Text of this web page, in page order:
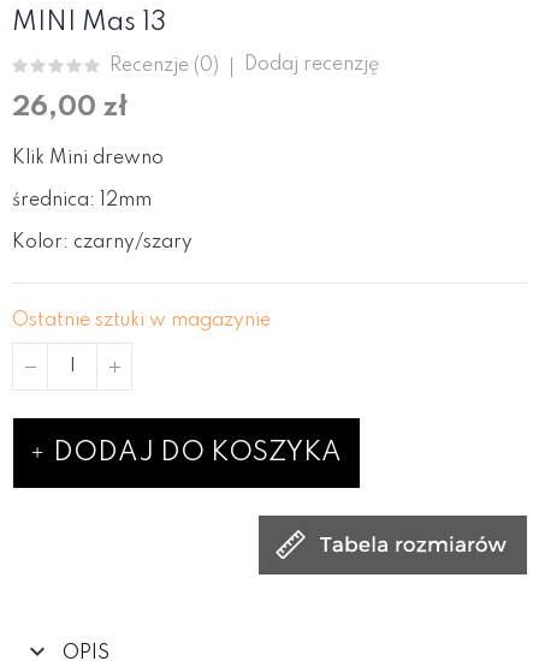
MINI Mas 13
Recenzje (0) Dodaj recenzję
26,00 zł
Klik Mini drewno
średnica: 12mm
Kolor: czarny/szary
Ostatnie sztuki w magazynie
DODAJ DO KOSZYKA
OPIS